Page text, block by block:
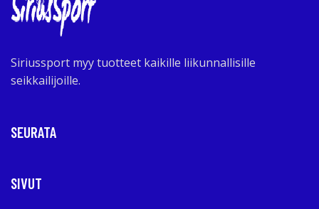
Siriussport myy tuotteet kaikille liikunnallisille
seikkailijoille.
SEURATA
SIVUT